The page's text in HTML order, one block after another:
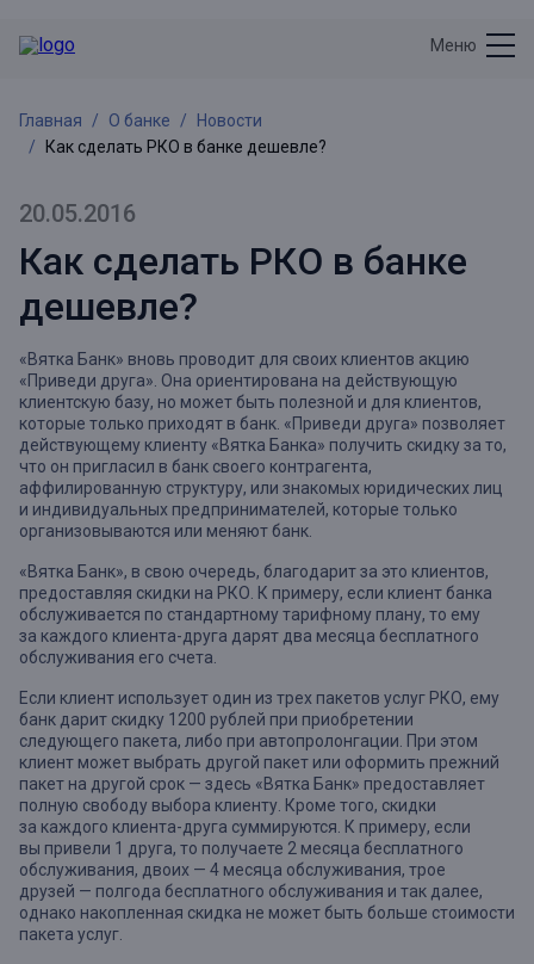
Меню
Главная О банке
Новости
Как сделать РКО в банке дешевле?
20.05.2016
Как сделать РКО в банке
дешевле?
«Вятка Банк» вновь проводит для своих клиентов акцию
«Приведи друга». Она ориентирована на действующую
клиентскую базу, но может быть полезной и для клиентов,
которые только приходят в банк. «Приведи друга» позволяет
действующему клиенту «Вятка Банка» получить скидку за то,
что он пригласил в банк своего контрагента,
аффилированную структуру, или знакомых юридических лиц
и индивидуальных предпринимателей, которые только
организовываются или меняют банк.
«Вятка Банк», в свою очередь, благодарит за это клиентов,
предоставляя скидки на РКО. К примеру, если клиент банка
обслуживается по стандартному тарифному плану, то ему
за каждого клиента-друга дарят два месяца бесплатного
обслуживания его счета.
Если клиент использует один из трех пакетов услуг РКО, ему
банк дарит скидку 1200 рублей при приобретении
следующего пакета, либо при автопролонгации. При этом
клиент может выбрать другой пакет или оформить прежний
пакет на другой срок — здесь «Вятка Банк» предоставляет
полную свободу выбора клиенту. Кроме того, скидки
за каждого клиента-друга суммируются. К примеру, если
вы привели 1 друга, то получаете 2 месяца бесплатного
обслуживания, двоих — 4 месяца обслуживания, трое
друзей — полгода бесплатного обслуживания и так далее,
однако накопленная скидка не может быть больше стоимости
пакета услуг.